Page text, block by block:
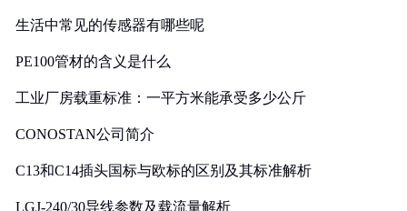
生活中常见的传感器有哪些呢
PE100管材的含义是什么
工业厂房载重标准：一平方米能承受多少公斤
CONOSTAN公司简介
C13和C14插头国标与欧标的区别及其标准解析
LGJ-240/30导线参数及载流量解析